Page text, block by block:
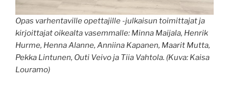
Opas varhentaville opettajille -julkaisun toimittajat ja
kirjoittajat oikealta vasemmalle: Minna Maijala, Henrik
Hurme, Henna Alanne, Anniina Kapanen, Maarit Mutta,
Pekka Lintunen, Outi Veivo ja Tiia Vahtola. (Kuva: Kaisa
Louramo)